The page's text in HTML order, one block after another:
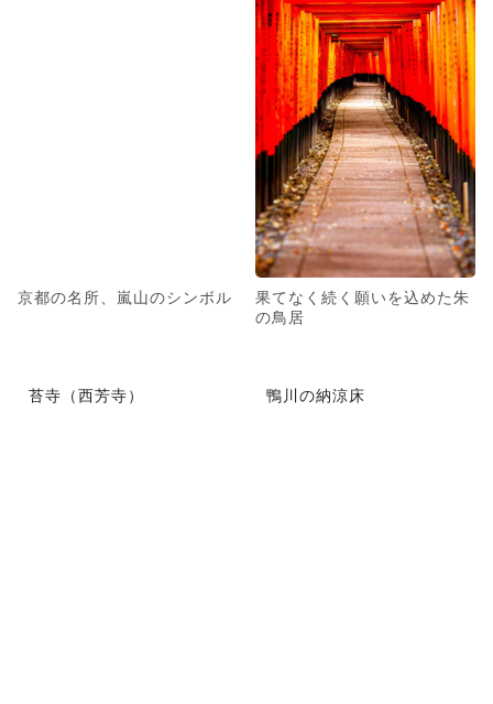
京都の名所、嵐山のシンボル
果てなく続く願いを込めた朱
の鳥居
苔寺（西芳寺） 鴨川の納涼床